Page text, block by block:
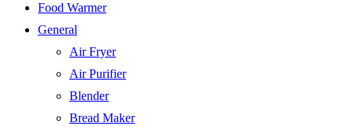
Food Warmer
General
Air Fryer
Air Purifier
Blender
Bread Maker